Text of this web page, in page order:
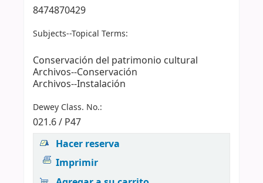
8474870429
Subjects--Topical Terms:
Conservación del patrimonio cultural
Archivos--Conservación
Archivos--Instalación
Dewey Class. No.:
021.6 / P47
Hacer reserva
Imprimir